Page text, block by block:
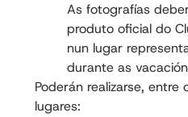
As fotografías
produto oficial do
nun lugar
durante as
Poderán realizarse, entre
lugares: